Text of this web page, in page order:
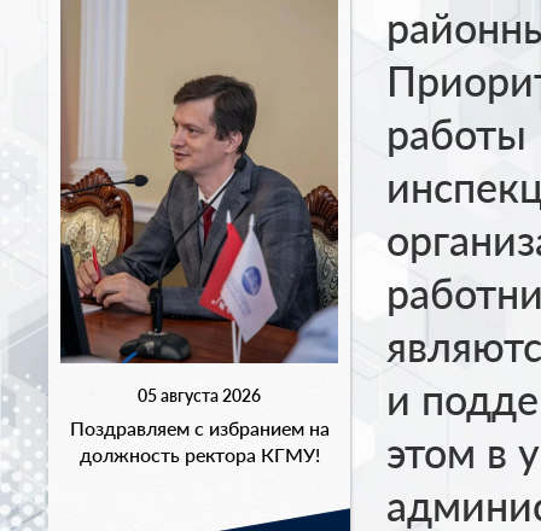
05 августа 2026
Поздравляем с избранием на
должность ректора КГМУ!
работы
и
этом в